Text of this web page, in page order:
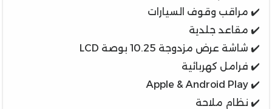
✔️ مراقب وقوف السيارات
✔️ مقاعد جلدية
✔️ شاشة عرض مزدوجة 10.25 بوصة LCD
✔️ فرامل كهربائية
✔️ Apple & Android Play
✔️ نظام ملاحة